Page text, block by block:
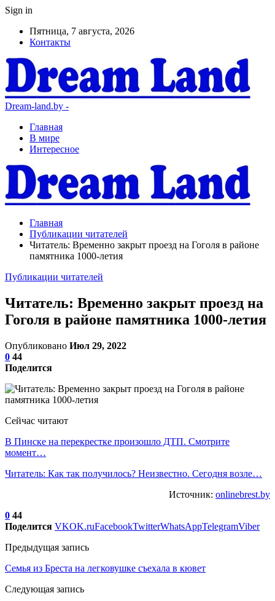
Sign in
Пятница, 7 августа, 2026
Контакты
Dream-land.by -
Главная
В мире
Интересное
Главная
Публикации читателей
Читатель: Временно закрыт проезд на Гоголя в районе
памятника 1000-летия
Публикации читателей
Читатель: Временно закрыт проезд на
Гоголя в районе памятника 1000-летия
Опубликовано Июл 29, 2022
0 44
Поделится
Сейчас читают
В Пинске на перекрестке произошло ДТП. Смотрите
момент…
Читатель: Как так получилось? Неизвестно. Сегодня возле…
Источник: onlinebrest.by
0 44
Поделится VKOK.ruFacebookTwitterWhatsAppTelegramViber
Предыдущая запись
Семья из Бреста на легковушке съехала в кювет
Следующая запись